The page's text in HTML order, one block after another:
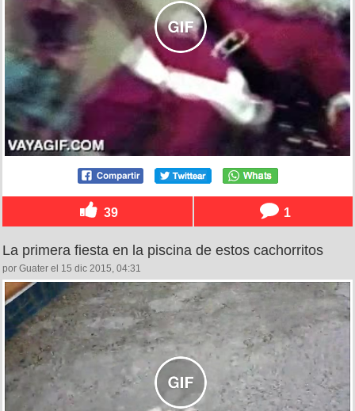
39 1
La primera fiesta en la piscina de estos cachorritos
por Guater el 15 dic 2015, 04:31